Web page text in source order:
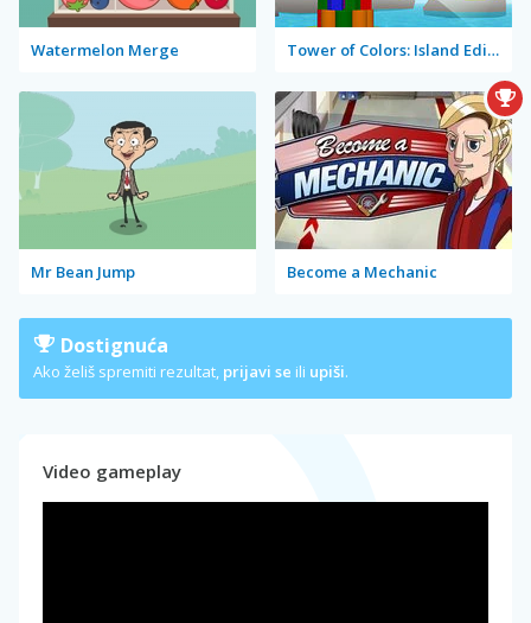
Watermelon Merge Tower of Colors: Island Edition
Mr Bean Jump Become a Mechanic
Dostignuća
Ako želiš spremiti rezultat, prijavi se ili upiši.
Video gameplay